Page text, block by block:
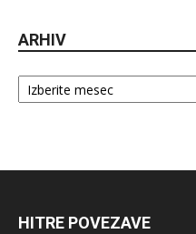
ARHIV
Arhiv
HITRE POVEZAVE